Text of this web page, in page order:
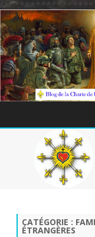
/
CATÉGORIE :
ÉTRANGÈRES